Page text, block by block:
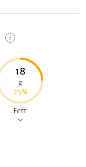
18
g
25%
Fett